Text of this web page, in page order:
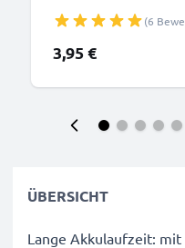
(6
3,95 €
ÜBERSICHT
Lange Akkulaufzeit: